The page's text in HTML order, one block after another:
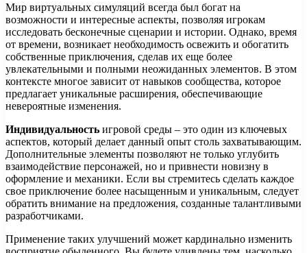
Мир виртуальных симуляций всегда был богат на
возможности и интересные аспекты, позволяя игрокам
исследовать бесконечные сценарии и истории. Однако, время
от времени, возникает необходимость освежить и обогатить
собственные приключения, сделав их еще более
увлекательными и полными неожиданных элементов. В этом
контексте многое зависит от навыков сообщества, которое
предлагает уникальные расширения, обеспечивающие
невероятные изменения.
Индивидуальность игровой среды – это один из ключевых
аспектов, который делает данный опыт столь захватывающим.
Дополнительные элементы позволяют не только углубить
взаимодействие персонажей, но и привнести новизну в
оформление и механики. Если вы стремитесь сделать каждое
свое приключение более насыщенным и уникальным, следует
обратить внимание на предложения, созданные талантливыми
разработчиками.
Применение таких улучшений может кардинально изменить